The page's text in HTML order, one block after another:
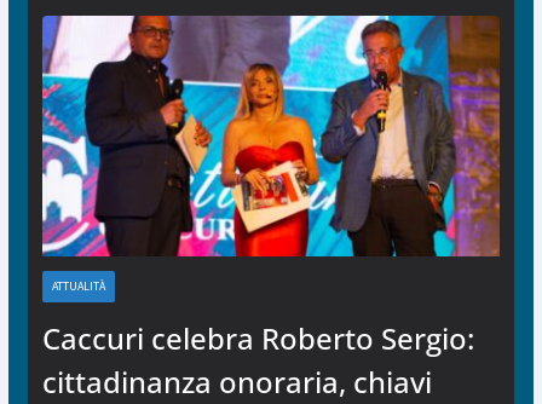
ATTUALITÀ
Caccuri celebra Roberto Sergio:
cittadinanza onoraria, chiavi